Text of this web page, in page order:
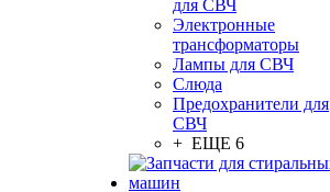
для СВЧ
Электронные
трансформаторы
Лампы для СВЧ
Слюда
Предохранители для
СВЧ
+ ЕЩЕ 6